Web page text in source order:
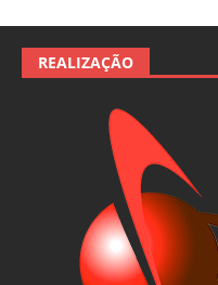
REALIZAÇÃO